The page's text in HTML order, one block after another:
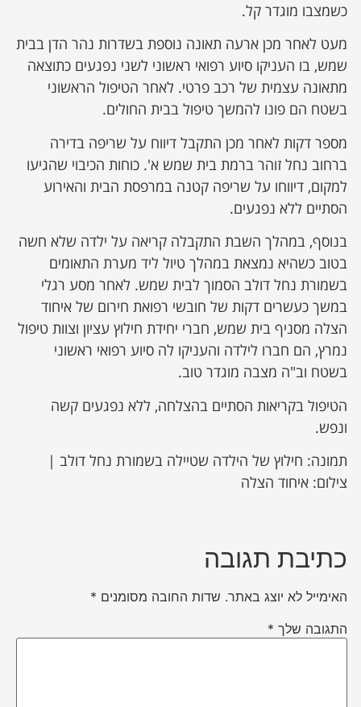
כשמצבו מוגדר קל.
מעט לאחר מכן ארעה תאונה נוספת בשדרות נהר הדן בבית
שמש, בו העניקו סיוע רפואי ראשוני לשני נפגעים כתוצאה
מתאונה עצמית של רכב פרטי. לאחר הטיפול הראשוני
בשטח הם פונו להמשך טיפול בבית החולים.
מספר דקות לאחר מכן התקבל דיווח על שריפה בדירה
ברחוב נחל זוהר ברמת בית שמש א'. כוחות הכיבוי שהגיעו
למקום, דיווחו על שריפה קטנה במרפסת הבית והאירוע
הסתיים ללא נפגעים.
בנוסף, במהלך השבת התקבלה קריאה על ילדה שלא חשה
בטוב כשהיא נמצאת במהלך טיול ליד מערת התאומים
בשמורת נחל דולב הסמוך לבית שמש. לאחר מסע רגלי
במשך כעשרים דקות של חובשי רפואת חירום של איחוד
הצלה מסניף בית שמש, חברי יחידת חילוץ עציון וצוות טיפול
נמרץ, הם חברו לילדה והעניקו לה סיוע רפואי ראשוני
בשטח וב"ה מצבה מוגדר טוב.
הטיפול בקריאות הסתיים בהצלחה, ללא נפגעים קשה
ונפש.
תמונה: חילוץ של הילדה שטיילה בשמורת נחל דולב |
צילום: איחוד הצלה
כתיבת תגובה
האימייל לא יוצג באתר. שדות החובה מסומנים *
התגובה שלך *